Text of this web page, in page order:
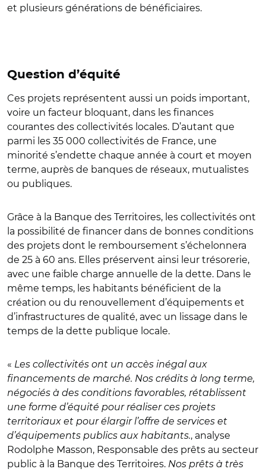
et plusieurs générations de bénéficiaires.
Question d’équité
Ces projets représentent aussi un poids important,
voire un facteur bloquant, dans les finances
courantes des collectivités locales. D’autant que
parmi les 35 000 collectivités de France, une
minorité s’endette chaque année à court et moyen
terme, auprès de banques de réseaux, mutualistes
ou publiques.
Grâce à la Banque des Territoires, les collectivités ont
la possibilité de financer dans de bonnes conditions
des projets dont le remboursement s’échelonnera
de 25 à 60 ans. Elles préservent ainsi leur trésorerie,
avec une faible charge annuelle de la dette. Dans le
même temps, les habitants bénéficient de la
création ou du renouvellement d’équipements et
d’infrastructures de qualité, avec un lissage dans le
temps de la dette publique locale.
« Les collectivités ont un accès inégal aux
financements de marché. Nos crédits à long terme,
négociés à des conditions favorables, rétablissent
une forme d’équité pour réaliser ces projets
territoriaux et pour élargir l’offre de services et
d’équipements publics aux habitants., analyse
Rodolphe Masson, Responsable des prêts au secteur
public à la Banque des Territoires. Nos prêts à très